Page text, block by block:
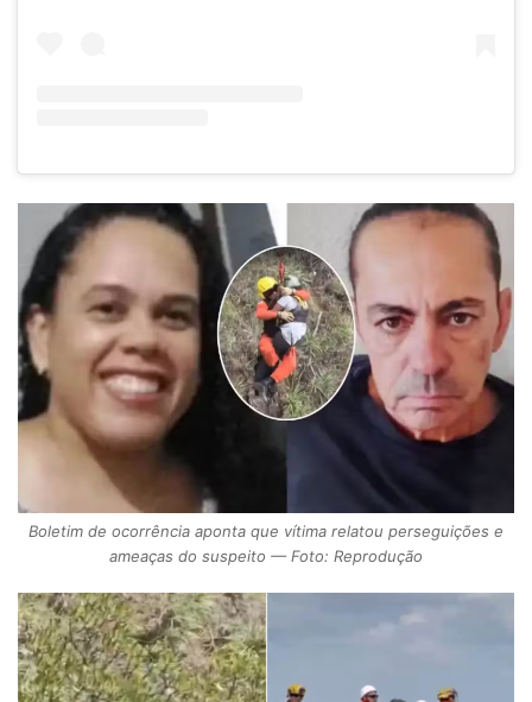
Boletim de ocorrência aponta que vítima relatou perseguições e
ameaças do suspeito — Foto: Reprodução